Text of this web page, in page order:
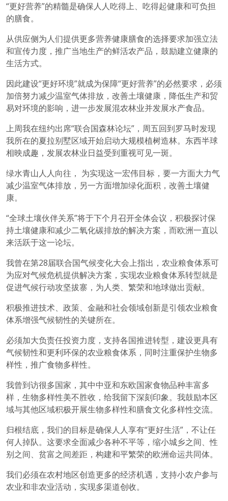
“更好营养”的精髓是确保人人吃得上、吃得起健康和可负担
的膳食。
从供应侧为人们提供更多营养健康膳食的选择要求加强立法
和宣传力度，推广当地生产的鲜活农产品，鼓励建立健康的
生活方式。
因此建设“更好环境”就成为保障“更好营养”的必然要求，必须
加倍努力减少温室气体排放，改善土壤健康，降低生产和贸
易对环境的影响，进一步发展混农林业并发展水产食品。
上周我在纽约出席“联合国森林论坛”，周五回到罗马时发现
我所在的夏拉别墅区域开始启动大规模植树造林。东西半球
相映成趣，发展农林业日益受到重视可见一斑。
绿水青山人人向往， 为实现这一宏伟目标，要一方面大力气
减少温室气体排放，另一方面增加绿化面积，改善土壤健
康。
“全球土壤伙伴关系”将于下个月召开全体会议，积极探讨保
持土壤健康和减少二氧化碳排放的解决方案，而欧洲一直以
来活跃于这一论坛。
我曾在第28届联合国气候变化大会上指出，农业粮食体系可
为应对气候危机提供解决方案，实现农业粮食体系转型就是
促进气候行动攻坚拔寨，为人类、繁荣和地球做出贡献。
积极推进技术、政策、金融和社会领域创新是引领农业粮食
体系增强气候韧性的关键所在。
必须加大负责任投资力度，支持各国推进转型，建设更具有
气候韧性和更利环保的农业粮食体系，同时注重保护生物多
样性，推广食物多样性。
我曾到访很多国家，其中中亚和东欧国家食物品种丰富多
样，生物多样性美不胜收，给我留下深刻印象。我鼓励本区
域与其他区域积极开展生物多样性和膳食文化多样性交流。
归根结底，我们的目标是确保人人享有“更好生活”，不让任
何人掉队。这要求全面减少各种不平等，缩小城乡之间、性
别之间、贫富之间差距，构建和平繁荣的欧洲命运共同体。
我们必须在农村地区创造更多的经济机遇，支持小农户参与
农业和非农业活动，实现多渠道创收。